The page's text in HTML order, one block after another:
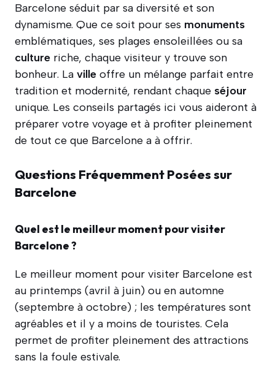
Barcelone séduit par sa diversité et son
dynamisme. Que ce soit pour ses monuments
emblématiques, ses plages ensoleillées ou sa
culture riche, chaque visiteur y trouve son
bonheur. La ville offre un mélange parfait entre
tradition et modernité, rendant chaque séjour
unique. Les conseils partagés ici vous aideront à
préparer votre voyage et à profiter pleinement
de tout ce que Barcelone a à offrir.
Questions Fréquemment Posées sur
Barcelone
Quel est le meilleur moment pour visiter
Barcelone ?
Le meilleur moment pour visiter Barcelone est
au printemps (avril à juin) ou en automne
(septembre à octobre) ; les températures sont
agréables et il y a moins de touristes. Cela
permet de profiter pleinement des attractions
sans la foule estivale.